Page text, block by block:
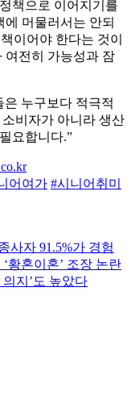
책으로 이어지기를
머물러서는 안되
이어야 한다는 것이
여전히 가능성과 잠
누구보다 적극적
비자가 아니라 생산
요합니다.”
어여가 #시니어취미
사자 91.5%가 경험
황혼이혼’ 조장 논란
지’도 높았다